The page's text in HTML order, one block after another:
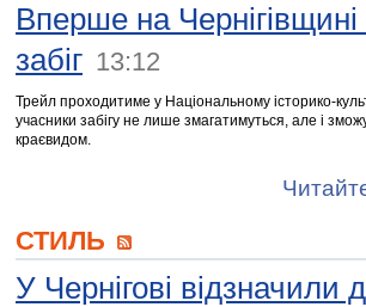
Вперше на
забіг 13:12
Трейл проходитиме у Національному історико-
учасники забігу не лише змагатимуться, але і
краєвидом.
СТИЛЬ
У Чернігові відзначили